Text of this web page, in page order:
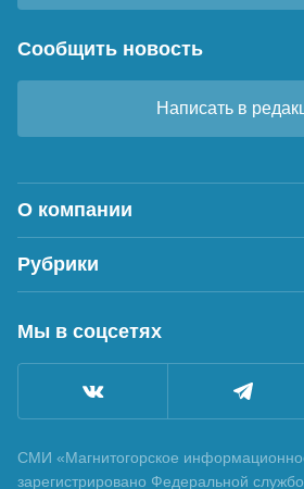
Сообщить новость
Написать в
О компании
Рубрики
Мы в соцсетях
СМИ «Магнитогорское
зарегистрировано Федеральной